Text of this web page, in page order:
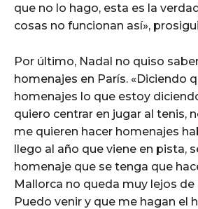
que no lo hago, esta es la
cosas no funcionan así»,
Por último, Nadal no quiso
homenajes en París. «Diciendo
homenajes lo que estoy
quiero centrar en jugar al tenis,
me quieren hacer homenajes
llego al año que viene en pista,
homenaje que se tenga que
Mallorca no queda muy lejos de
Puedo venir y que me hagan el